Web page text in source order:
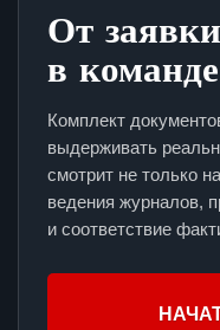
От
в команде
Комплект
выдерживать
смотрит не только
ведения журналов,
и соответствие